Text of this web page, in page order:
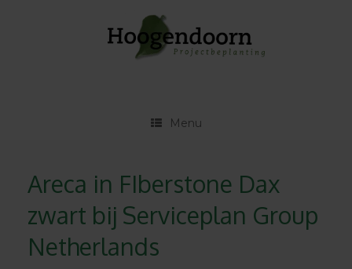
Menu
Areca in FIberstone Dax
zwart bij Serviceplan Group
Netherlands